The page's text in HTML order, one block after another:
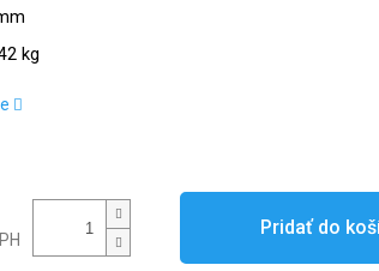
kg
Pridať do